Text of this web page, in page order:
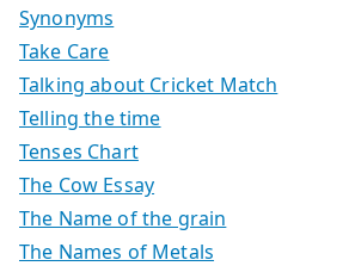
Synonyms
Take Care
Talking about Cricket Match
Telling the time
Tenses Chart
The Cow Essay
The Name of the grain
The Names of Metals